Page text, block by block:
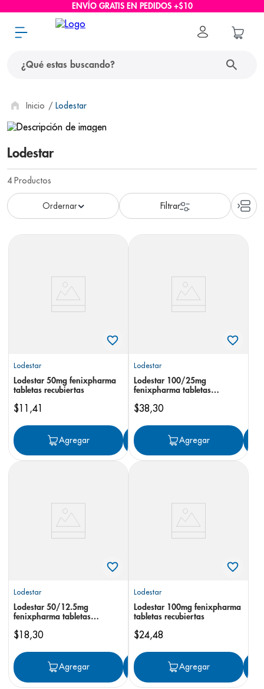
ENVÍO GRATIS EN PEDIDOS +$10
Lodestar
Lodestar
4Productos
Lodestar
Lodestar 50mg fenixpharma
tabletas recubiertas
$11 ,41
Agregar Agregar
Lodestar
Lodestar 100/25mg
fenixpharma tabletas
$38,30
Agregar
Lodestar
Lodestar 50/12.5mg
fenixpharma tabletas
$18,30
Agregar Agregar
Lodestar
Lodestar 100mg fenixpharma
tabletas recubiertas
$24,48
Agregar
términos más buscados
1. protector solar
2. pañales
3
4. cerave
6. shampoo
panolini
pediasure